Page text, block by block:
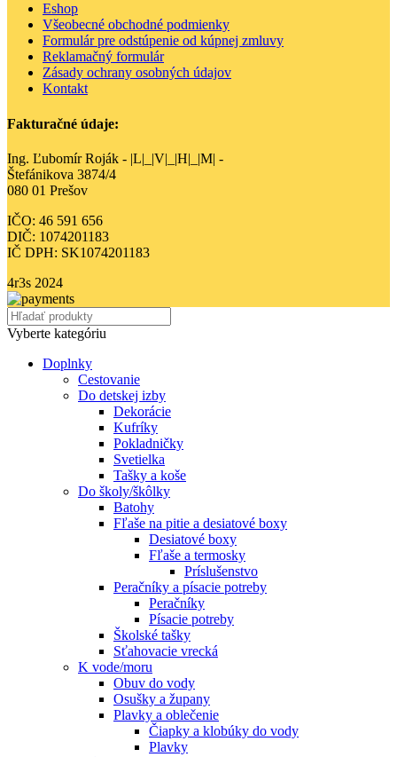
Eshop
Všeobecné obchodné podmienky
Formulár pre odstúpenie od kúpnej zmluvy
Reklamačný formulár
Zásady ochrany osobných údajov
Kontakt
Fakturačné údaje:
Ing. Ľubomír Roják - |L|_|V|_|H|_|M| -
Štefánikova 3874/4
080 01 Prešov
IČO: 46 591 656
DIČ: 1074201183
IČ DPH: SK1074201183
4r3s 2024
Vyberte kategóriu
Doplnky
Cestovanie
Do detskej izby
Dekorácie
Kufríky
Pokladničky
Svetielka
Tašky a koše
Do školy/škôlky
Batohy
Fľaše na pitie a desiatové boxy
Desiatové boxy
Fľaše a termosky
Príslušenstvo
Peračníky a písacie potreby
Peračníky
Písacie potreby
Školské tašky
Sťahovacie vrecká
K vode/moru
Obuv do vody
Osušky a župany
Plavky a oblečenie
Čiapky a klobúky do vody
Plavky